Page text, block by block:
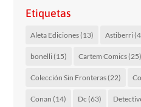
Etiquetas
Aleta Ediciones(13) Astiberri
bonelli(15) Cartem Comics(25)
Colección Sin Fronteras(22)
Conan (14) Dc (63)